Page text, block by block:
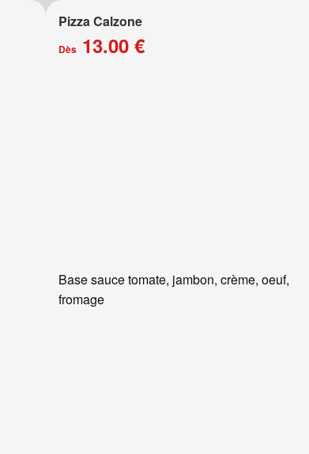
Pizza Calzone
Dès13.00 €
Base sauce tomate, jambon, crème, oeuf,
fromage